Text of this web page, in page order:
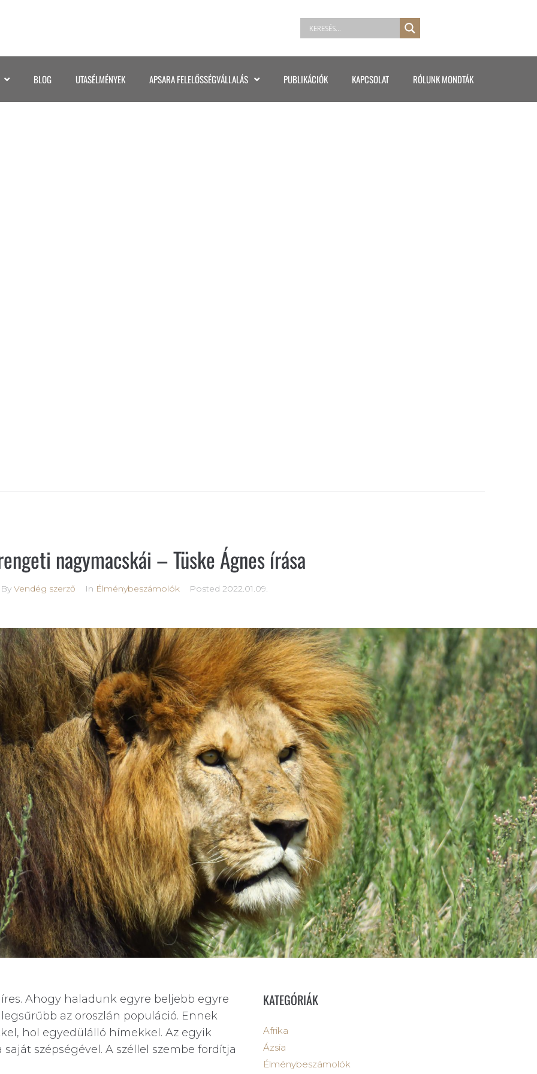
BLOG UTASÉLMÉNYEK APSARA FELELŐSSÉGVÁLLALÁS PUBLIKÁCIÓK KAPCSOLAT RÓLUNK MONDTÁK
nagymacskái – Tüske Ágnes írása
By Vendég szerző In Élménybeszámolók Posted 2022.01.09.
Ahogy haladunk egyre beljebb egyre
az oroszlán populáció. Ennek
hol egyedülálló hímekkel. Az egyik
szépségével. A széllel szembe fordítja
KATEGÓRIÁK
Afrika
Ázsia
Élménybeszámolók